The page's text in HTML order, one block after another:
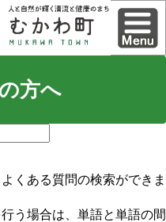
方へ
くある質問の検索ができま
う場合は、単語と単語の間